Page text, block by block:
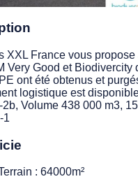
XXL France vous
Very Good et Biodivercity
ont été obtenus et
logistique est
2b, Volume 438 000 m3,
1
: 64000m²